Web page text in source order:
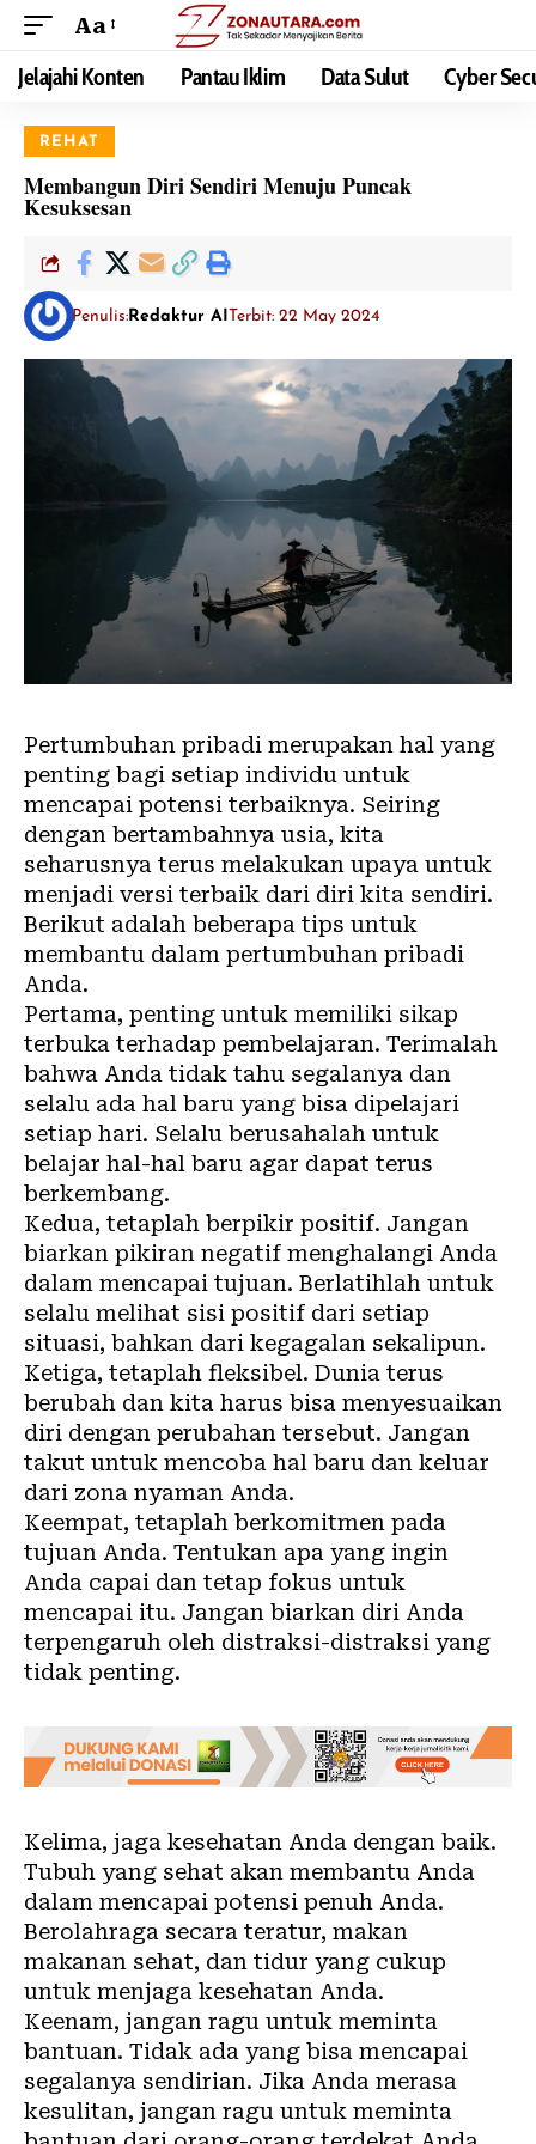
Aa
Jelajahi Konten Pantau Iklim Data Sulut Cyber
REHAT
Membangun Diri Sendiri Menuju Puncak
Kesuksesan
Penulis: Redaktur AITerbit: 22 May 2024
Pertumbuhan pribadi merupakan hal yang
penting bagi setiap individu untuk
mencapai potensi terbaiknya. Seiring
dengan bertambahnya usia, kita
seharusnya terus melakukan upaya untuk
menjadi versi terbaik dari diri kita sendiri.
Berikut adalah beberapa tips untuk
membantu dalam pertumbuhan pribadi
Anda.
Pertama, penting untuk memiliki sikap
terbuka terhadap pembelajaran. Terimalah
bahwa Anda tidak tahu segalanya dan
selalu ada hal baru yang bisa dipelajari
setiap hari. Selalu berusahalah untuk
belajar hal-hal baru agar dapat terus
berkembang.
Kedua, tetaplah berpikir positif. Jangan
biarkan pikiran negatif menghalangi Anda
dalam mencapai tujuan. Berlatihlah untuk
selalu melihat sisi positif dari setiap
situasi, bahkan dari kegagalan sekalipun.
Ketiga, tetaplah fleksibel. Dunia terus
berubah dan kita harus bisa menyesuaikan
diri dengan perubahan tersebut. Jangan
takut untuk mencoba hal baru dan keluar
dari zona nyaman Anda.
Keempat, tetaplah berkomitmen pada
tujuan Anda. Tentukan apa yang ingin
Anda capai dan tetap fokus untuk
mencapai itu. Jangan biarkan diri Anda
terpengaruh oleh distraksi-distraksi yang
tidak penting.
Kelima, jaga kesehatan Anda dengan baik.
Tubuh yang sehat akan membantu Anda
dalam mencapai potensi penuh Anda.
Berolahraga secara teratur, makan
makanan sehat, dan tidur yang cukup
untuk menjaga kesehatan Anda.
Keenam, jangan ragu untuk meminta
bantuan. Tidak ada yang bisa mencapai
segalanya sendirian. Jika Anda merasa
kesulitan, jangan ragu untuk meminta